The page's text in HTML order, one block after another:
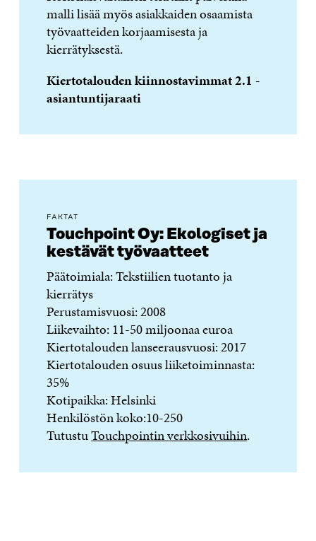
malli lisää myös asiakkaiden osaamista
työvaatteiden korjaamisesta ja
kierrätyksestä.
Kiertotalouden kiinnostavimmat 2.1 -
asiantuntijaraati
FAKTAT
Touchpoint Oy: Ekologiset ja
kestävät työvaatteet
Päätoimiala: Tekstiilien tuotanto ja
kierrätys
Perustamisvuosi: 2008
Liikevaihto: 11-50 miljoonaa euroa
Kiertotalouden lanseerausvuosi: 2017
Kiertotalouden osuus liiketoiminnasta:
35%
Kotipaikka: Helsinki
Henkilöstön koko:10-250
TutustuTouchpointin verkkosivuihin.